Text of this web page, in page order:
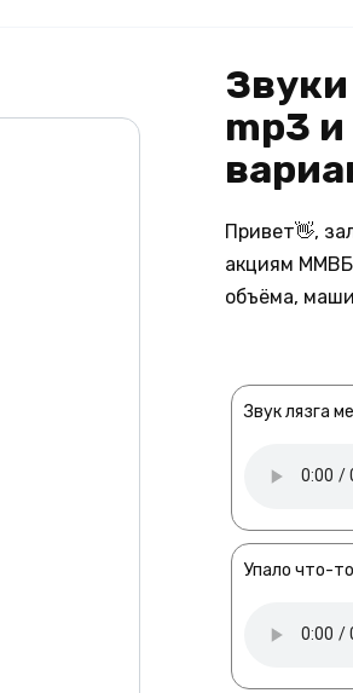
mp3
Привет👋,
акциям ММВБ
объёма,
Звук лязга
Упало что-